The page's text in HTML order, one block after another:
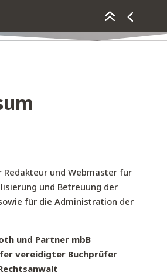
und Webmaster für
und Betreuung der
für die Administration der
und Partner mbB
vereidigter Buchprüfer